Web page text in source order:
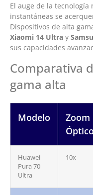
El auge de la
instantáneas se
Dispositivos de alta
Xiaomi 14 Ultra y
sus capacidades
Comparativa
gama alta
Modelo
Zoom
Óptico
Huawei
Pura 70
Ultra
10x